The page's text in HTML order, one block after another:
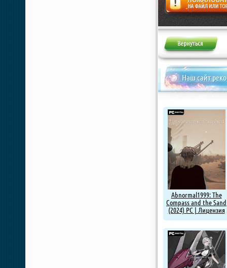
Жалоба
Наш сайт
Abnormal1999: The
Compass and the Sand
(2024) PC | Лицензия